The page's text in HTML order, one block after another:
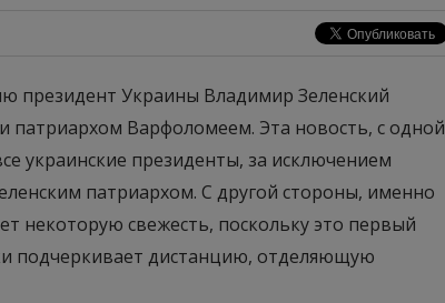
президент Украины Владимир Зеленский
патриархом Варфоломеем. Эта новость, с одной
украинские президенты, за исключением
патриархом. С другой стороны, именно
некоторую свежесть, поскольку это первый
подчеркивает дистанцию, отделяющую